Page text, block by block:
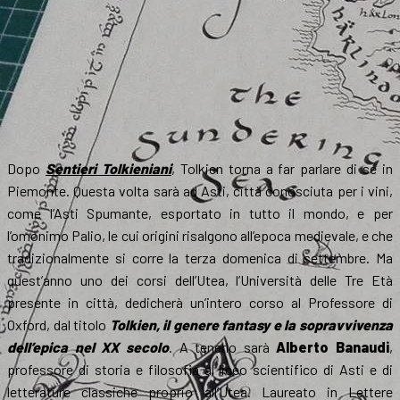
Dopo Sentieri Tolkieniani, Tolkien torna a far parlare di sé in
Piemonte. Questa volta sarà ad Asti, città conosciuta per i vini,
come l’Asti Spumante, esportato in tutto il mondo, e per
l’omonimo Palio, le cui origini risalgono all’epoca medievale, e che
tradizionalmente si corre la terza domenica di settembre. Ma
quest’anno uno dei corsi dell’Utea, l’Università delle Tre Età
presente in città, dedicherà un’intero corso al Professore di
Oxford, dal titolo Tolkien, il genere fantasy e la sopravvivenza
dell’epica nel XX secolo. A tenerlo saràAlberto Banaudi,
professore di storia e filosofia al liceo scientifico di Asti e di
letterature classiche proprio all’Utea. Laureato in Lettere